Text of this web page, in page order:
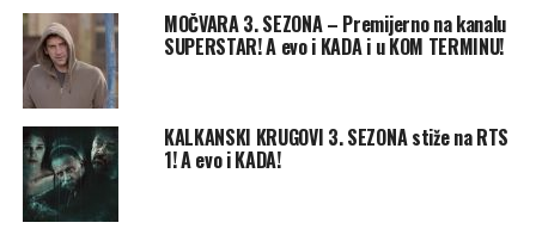
MOČVARA 3. SEZONA – Premijerno na kanalu
SUPERSTAR! A evo i KADA i u KOM TERMINU!
KALKANSKI KRUGOVI 3. SEZONA stiže na RTS
1! A evo i KADA!